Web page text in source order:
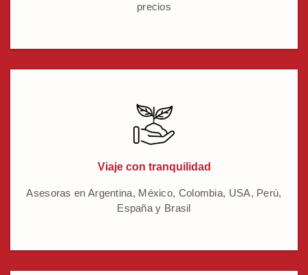
precios
Viaje con tranquilidad
Asesoras en Argentina, México, Colombia, USA, Perú,
España y Brasil